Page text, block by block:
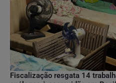
Fiscalização resgata 14